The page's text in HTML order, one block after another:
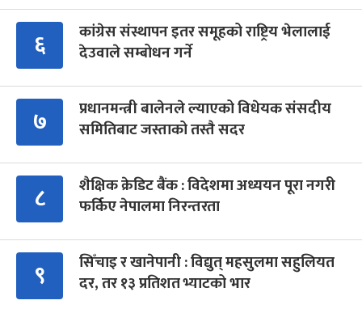
६
कांग्रेस संस्थापन इतर समूहको राष्ट्रिय भेलालाई
देउवाले सम्बोधन गर्ने
७
प्रधानमन्त्री बालेनले ल्याएको विधेयक संसदीय
समितिबाट जस्ताको तस्तै सदर
८
शैक्षिक क्रेडिट बैंक : विदेशमा अध्ययन पूरा नगरी
फर्किए नेपालमा निरन्तरता
९
सिँचाइ र खानेपानी : विद्युत् महसुलमा सहुलियत
दर, तर १३ प्रतिशत भ्याटको भार